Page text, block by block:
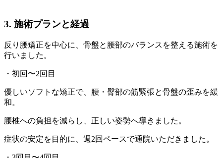
3. 施術プランと経過
反り腰矯正を中心に、骨盤と腰部のバランスを整える施術を
行いました。
・初回〜2回目
優しいソフトな矯正で、腰・臀部の筋緊張と骨盤の歪みを緩
和。
腰椎への負担を減らし、正しい姿勢へ導きました。
症状の安定を目的に、週2回ペースで通院いただきました。